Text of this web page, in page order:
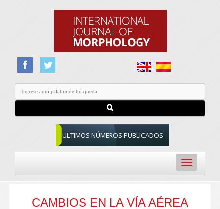
ULTIMOS NÚMEROS PUBLICADOS
Toggle
navigation
CAMBIOS EN LA VÍA AÉREA